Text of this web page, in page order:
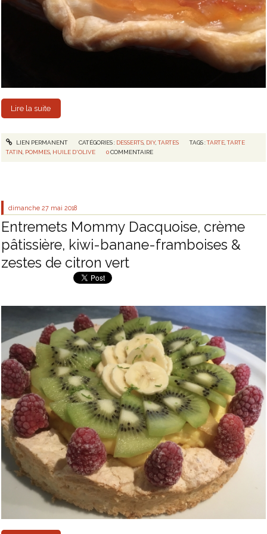
Lire la suite
LIEN PERMANENT CATÉGORIES : DESSERTS, DIY,TARTES TAGS :TARTE,TARTE
TATIN, POMMES, HUILE D'OLIVE 0 COMMENTAIRE
dimanche 27 mai 2018
Entremets Mommy Dacquoise, crème
pâtissière, kiwi-banane-framboises &
zestes de citron vert